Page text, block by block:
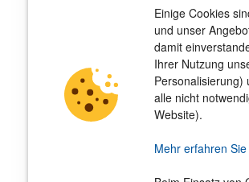
Einige Cookies
und unser
damit
Ihrer Nutzung
Personalisierung)
alle nicht
Website).
Mehr erfahren
Der Verlag
Das Team
Unsere
Jobs
Nachhaltigkeit